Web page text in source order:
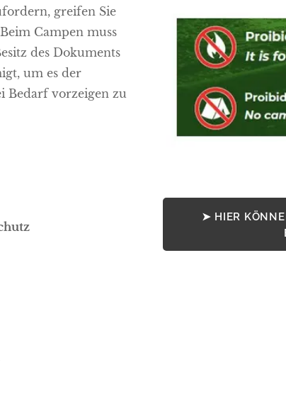
greifen Sie
Campen muss
des Dokuments
um es der
Bedarf vorzeigen zu
➤ HIER